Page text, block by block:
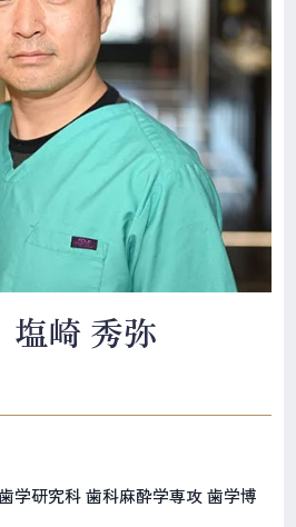
塩崎 秀弥
学研究科 歯科麻酔学専攻 歯学博